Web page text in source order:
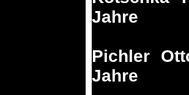
Jahre
Pichler
Jahre